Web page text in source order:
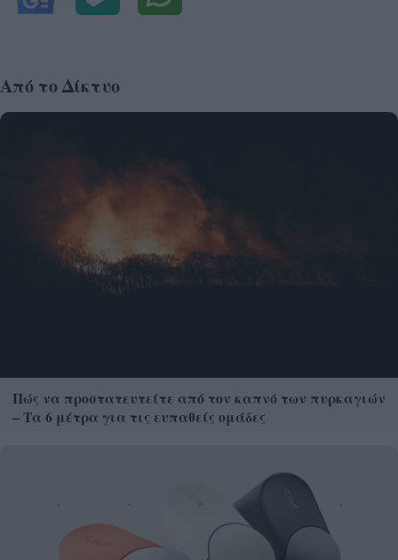
Από το Δίκτυο
Πώς να προστατευτείτε από τον καπνό των πυρκαγιών
– Τα 6 μέτρα για τις ευπαθείς ομάδες